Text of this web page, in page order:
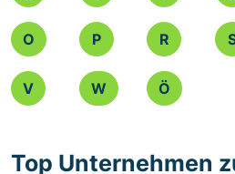
O P R
V W Ö
Top Unternehmen